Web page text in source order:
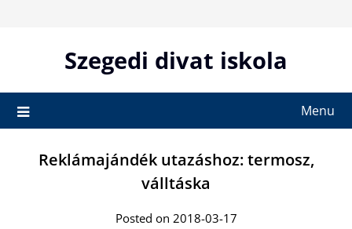
Szegedi divat iskola
Menu
Reklámajándék utazáshoz: termosz,
válltáska
Posted on 2018-03-17